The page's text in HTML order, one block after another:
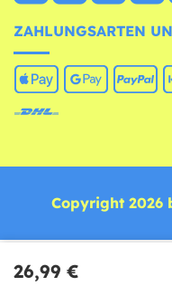
26,99 €
ZAHLUNGSARTEN
Copyright 2026